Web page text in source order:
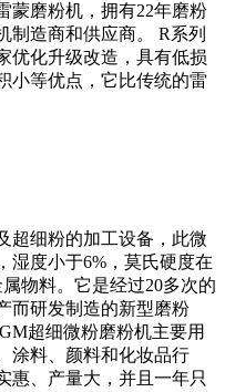
蒙磨粉机，拥有22年磨粉
制造商和供应商。 R系列
优化升级改造，具有低损
小等优点，它比传统的雷
超细粉的加工设备，此微
湿度小于6%，莫氏硬度在
物料。它是经过20多次的
而研发制造的新型磨粉
超细微粉磨粉机主要用
涂料、颜料和化妆品行
惠、产量大，并且一年只